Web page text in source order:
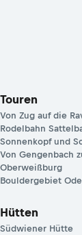
Touren
Von Zug auf die
Rodelbahn
Sonnenkopf und
Von Gengenbach
Oberweißburg
Bouldergebiet
Hütten
Südwiener Hütte